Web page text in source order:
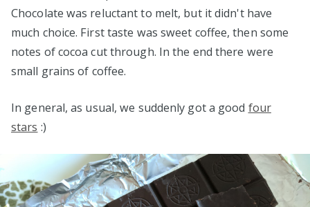
Сhocolate was reluctant to melt, but it didn't have
much choice. First taste was sweet coffee, then some
notes of cocoa cut through. In the end there were
small grains of coffee.
In general, as usual, we suddenly got a good four
stars :)